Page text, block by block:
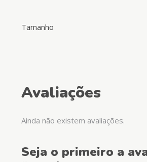
Tamanho
Avaliações
Ainda não existem avaliações.
Seja o primeiro a